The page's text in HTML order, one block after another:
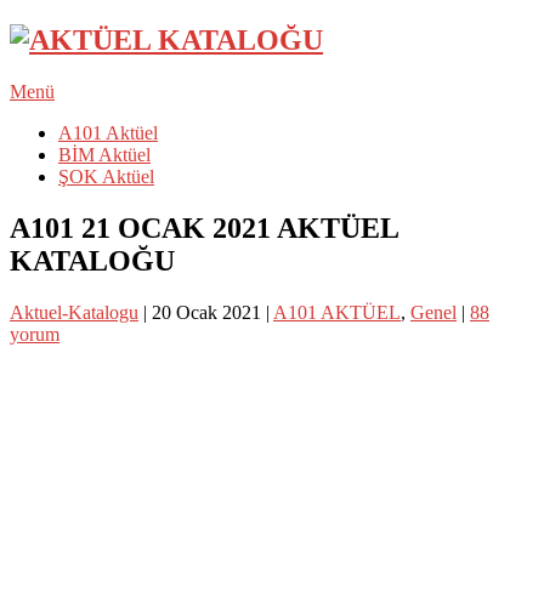
Menü
A101 Aktüel
BİM Aktüel
ŞOK Aktüel
A101 21 OCAK 2021 AKTÜEL
KATALOĞU
Aktuel-Katalogu | 20 Ocak 2021 | A101 AKTÜEL, Genel | 88
yorum